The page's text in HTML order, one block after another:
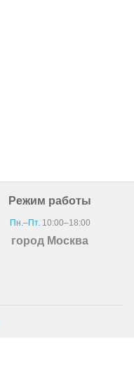
Режим работы
Пн.–Пт.10:00–18:00
город Москва